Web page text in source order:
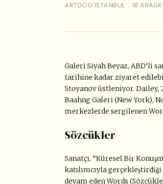
ARTDOG ISTANBUL 18
Galeri Siyah Beyaz, ABD’li
tarihine kadar ziyaret
Stoyanov üstleniyor. Dailey,
Baahng Galeri (New York),
merkezlerde sergilenen
Sözcükler
Sanatçı, “Küresel Bir
katılımcıyla
devam eden Words